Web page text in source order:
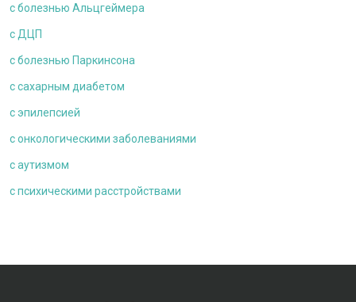
c болезнью Альцгеймера
с ДЦП
c болезнью Паркинсона
с сахарным диабетом
с эпилепсией
с онкологическими заболеваниями
c аутизмом
с психическими расстройствами